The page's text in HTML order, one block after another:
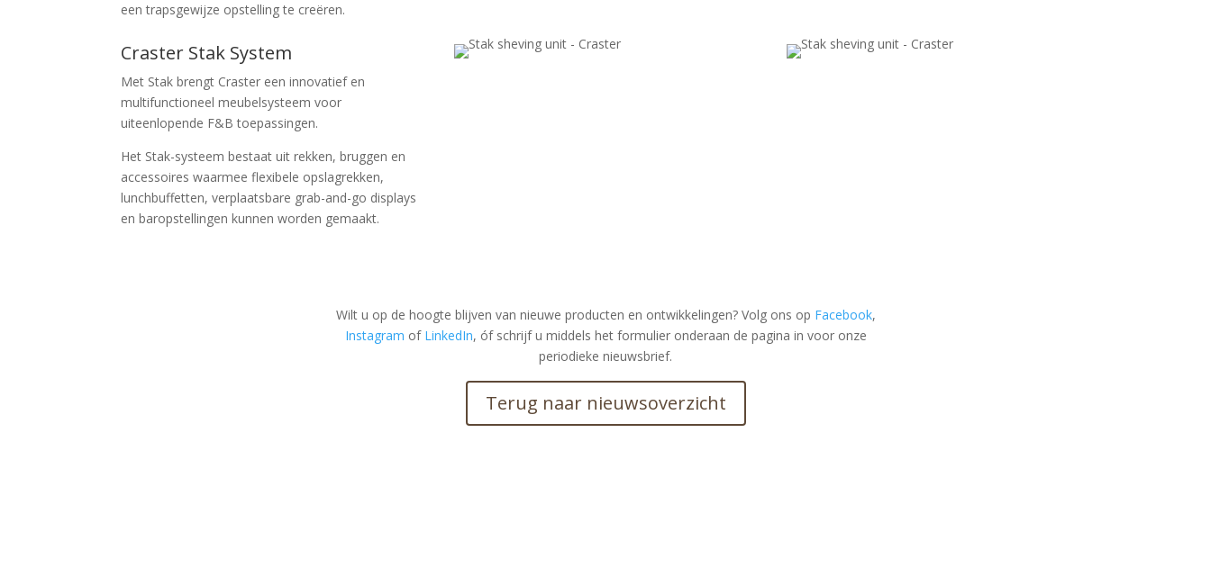
een trapsgewijze opstelling te creëren.
Craster Stak System
Met Stak brengt Craster een innovatief en
multifunctioneel meubelsysteem voor
uiteenlopende F&B toepassingen.
Het Stak-systeem bestaat uit rekken, bruggen en
accessoires waarmee flexibele opslagrekken,
lunchbuffetten, verplaatsbare grab-and-go displays
en baropstellingen kunnen worden gemaakt.
Wilt u op de hoogte blijven van nieuwe producten en ontwikkelingen? Volg ons op Facebook,
Instagram of LinkedIn, óf schrijf u middels het formulier onderaan de pagina in voor onze
periodieke nieuwsbrief.
Terug naar nieuwsoverzicht